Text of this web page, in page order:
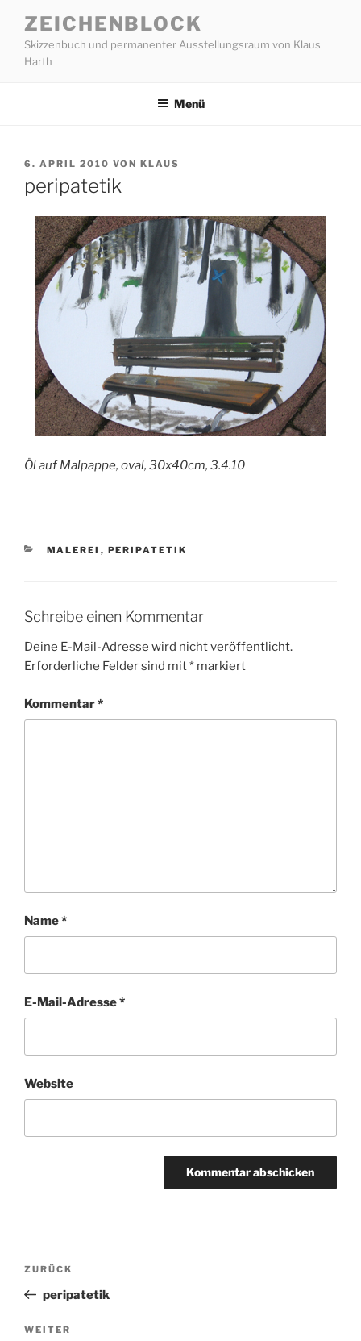
Inhalt
springen
ZEICHENBLOCK
Skizzenbuch und permanenter Ausstellungsraum von Klaus
Harth
Menü
VERÖFFENTLICHT
6. APRIL 2010 VON KLAUS
peripatetik
Öl auf Malpappe, oval, 30x40cm, 3.4.10
KATEGORIEN
MALEREI , PERIPATETIK
Schreibe einen Kommentar
Deine E-Mail-Adresse wird nicht veröffentlicht.
Erforderliche Felder sind mit* markiert
Kommentar*
Name*
E-Mail-Adresse*
Website
Beitragsnavigation
Vorheriger
Beitrag
ZURÜCK
peripatetik
Nächster
WEITER